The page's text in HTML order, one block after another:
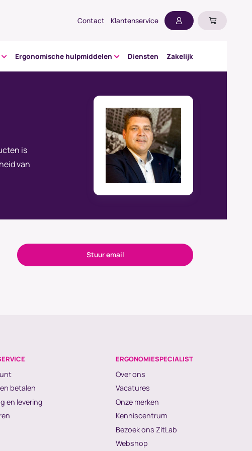
Contact Klantenservice
Ergonomische hulpmiddelen Diensten Zakelijk
is
van
Stuur email
betalen
en levering
ERGONOMIESPECIALIST
Over ons
Vacatures
Onze merken
Kenniscentrum
Bezoek ons ZitLab
Webshop